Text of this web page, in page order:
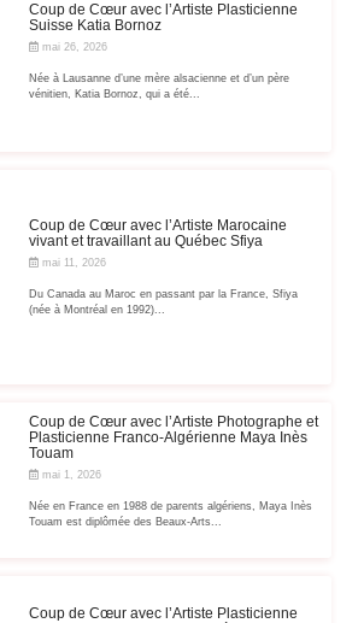
Coup de Cœur avec l’Artiste Plasticienne
Suisse Katia Bornoz
mai 26, 2026
Née à Lausanne d’une mère alsacienne et d’un père
vénitien, Katia Bornoz, qui a été...
Coup de Cœur avec l’Artiste Marocaine
vivant et travaillant au Québec Sfiya
mai 11, 2026
Du Canada au Maroc en passant par la France, Sfiya
(née à Montréal en 1992)...
Coup de Cœur avec l’Artiste Photographe et
Plasticienne Franco-Algérienne Maya Inès
Touam
mai 1, 2026
Née en France en 1988 de parents algériens, Maya Inès
Touam est diplômée des Beaux-Arts...
Coup de Cœur avec l’Artiste Plasticienne